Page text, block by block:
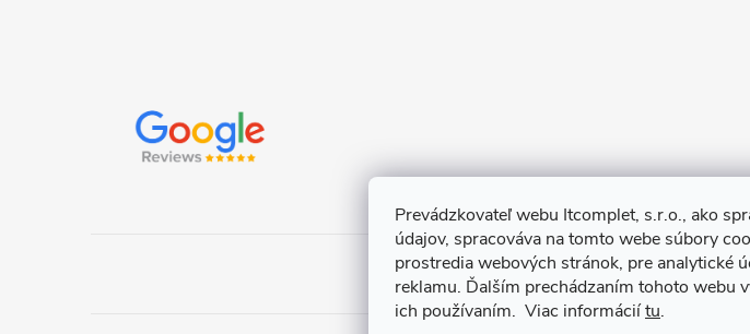
Prevádzkovateľ webu Itcomplet, s.r.o., ako
údajov, spracováva na tomto webe súbory
prostredia webových stránok, pre analytické
reklamu. Ďalším prechádzaním tohoto webu
ich používaním. Viac informáciítu.